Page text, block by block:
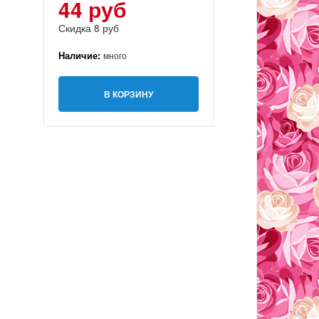
44 руб
Скидка 8 руб
Наличие: много
В КОРЗИНУ